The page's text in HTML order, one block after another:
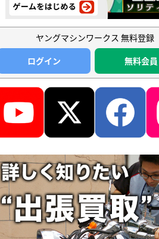
ヤングマシンワークス 無料登録
ログイン
無料会員